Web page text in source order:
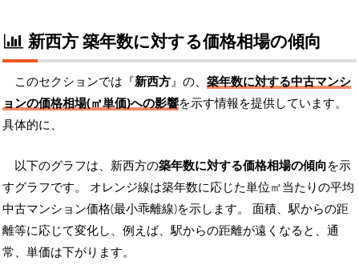
新西方 築年数に対する価格相場の傾向
このセクションでは『新西方 』の、 築年数に対する中古マンシ
ョンの価格相場(㎡単価)への影響を示す情報を提供しています。
具体的に、
以下のグラフは、新西方の築年数に対する価格相場の傾向を示
すグラフです。 オレンジ線は築年数に応じた単位㎡当たりの平均
中古マンション価格(最小乖離線)を示します。 面積、駅からの距
離等に応じて変化し、例えば、駅からの距離が遠くなると、通
常、単価は下がります。